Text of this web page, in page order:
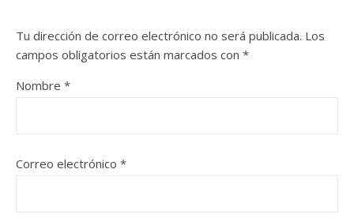
Tu dirección de correo electrónico no será publicada. Los
campos obligatorios están marcados con *
Nombre *
Correo electrónico *